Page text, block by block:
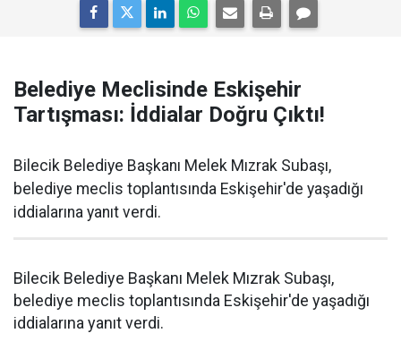
Belediye Meclisinde Eskişehir
Tartışması: İddialar Doğru Çıktı!
Bilecik Belediye Başkanı Melek Mızrak Subaşı,
belediye meclis toplantısında Eskişehir'de yaşadığı
iddialarına yanıt verdi.
Bilecik Belediye Başkanı Melek Mızrak Subaşı,
belediye meclis toplantısında Eskişehir'de yaşadığı
iddialarına yanıt verdi.